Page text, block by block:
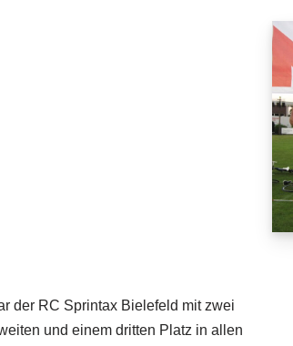
der RC Sprintax Bielefeld mit zwei
und einem dritten Platz in allen